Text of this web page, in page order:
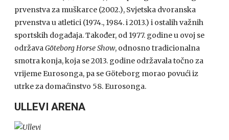
prvenstva za muškarce (2002.), Svjetska dvoranska
prvenstva u atletici (1974., 1984. i 2013.) i ostalih važnih
sportskih događaja. Također, od 1977. godine u ovoj se
održavaGöteborg Horse Show, odnosno tradicionalna
smotra konja, koja se 2013. godine održavala točno za
vrijeme Eurosonga, pa se Göteborg morao povući iz
utrke za domaćinstvo 58. Eurosonga.
ULLEVI ARENA